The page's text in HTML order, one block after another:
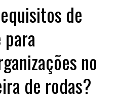
de
no
de rodas?